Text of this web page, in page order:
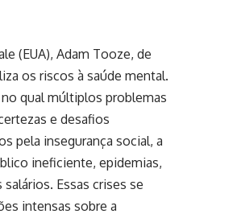
(EUA), Adam Tooze, de
os riscos à saúde mental.
qual múltiplos problemas
e desafios
pela insegurança social, a
ineficiente, epidemias,
Essas crises se
intensas sobre a